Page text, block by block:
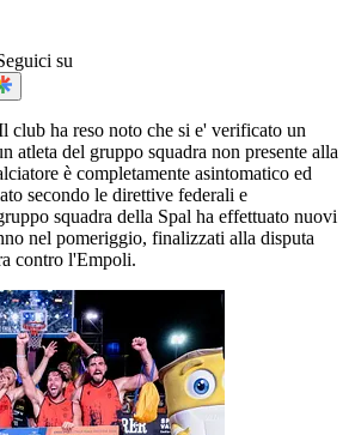
su
club ha reso noto che si e' verificato un
atleta del gruppo squadra non presente alla
è completamente asintomatico ed
secondo le direttive federali e
squadra della Spal ha effettuato nuovi
nel pomeriggio, finalizzati alla disputa
contro l'Empoli.